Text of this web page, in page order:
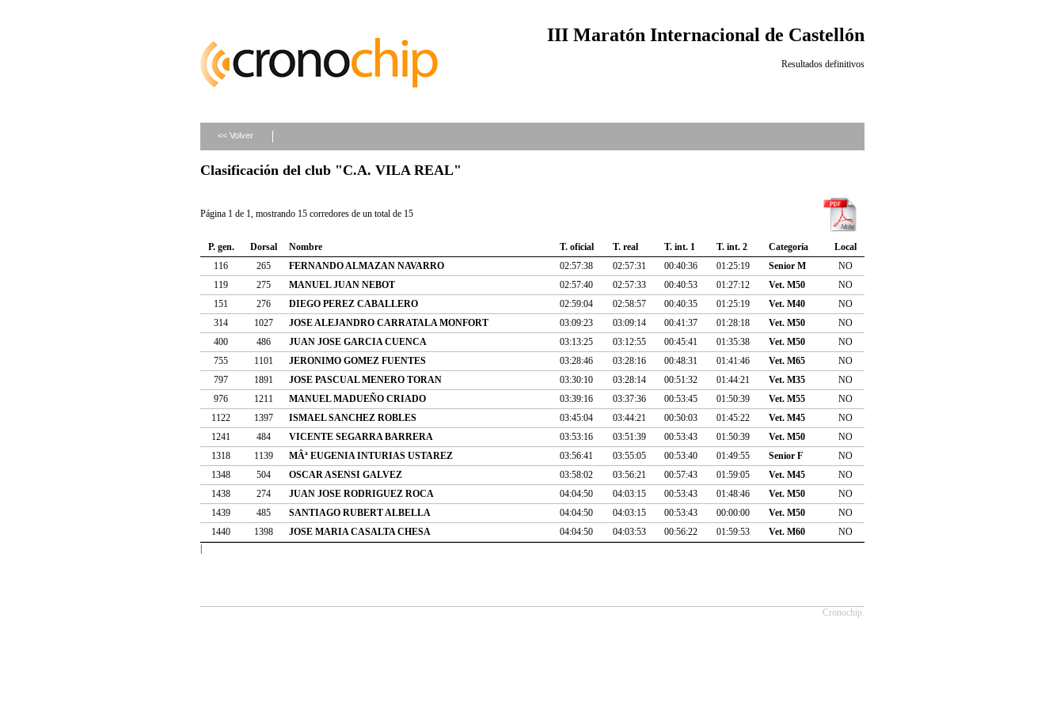
III Maratón Internacional de Castellón
Resultados definitivos
<< Volver
Clasificación del club "C.A. VILA REAL"
Página 1 de 1, mostrando 15 corredores de un total de 15
P. gen. Dorsal Nombre T. oficial T. real T. int. 1 T. int. 2 Categoría
Local
116
265 FERNANDO ALMAZAN NAVARRO 02:57:38 02:57:31 00:40:36 01:25:19 Senior M
NO
119
275 MANUEL JUAN NEBOT 02:57:40 02:57:33 00:40:53 01:27:12 Vet. M50
NO
151
276 DIEGO PEREZ CABALLERO 02:59:04 02:58:57 00:40:35 01:25:19 Vet. M40
NO
314
1027 JOSE ALEJANDRO CARRATALA MONFORT 03:09:23 03:09:14 00:41:37 01:28:18 Vet. M50
NO
400
486 JUAN JOSE GARCIA CUENCA 03:13:25 03:12:55 00:45:41 01:35:38 Vet. M50
NO
755
1101 JERONIMO GOMEZ FUENTES 03:28:46 03:28:16 00:48:31 01:41:46 Vet. M65
NO
797
1891 JOSE PASCUAL MENERO TORAN 03:30:10 03:28:14 00:51:32 01:44:21 Vet. M35
NO
976
1211 MANUEL MADUEÑO CRIADO 03:39:16 03:37:36 00:53:45 01:50:39 Vet. M55
NO
1122
1397 ISMAEL SANCHEZ ROBLES 03:45:04 03:44:21 00:50:03 01:45:22 Vet. M45
NO
1241
484 VICENTE SEGARRA BARRERA 03:53:16 03:51:39 00:53:43 01:50:39 Vet. M50
NO
1318
1139 MÂª EUGENIA INTURIAS USTAREZ 03:56:41 03:55:05 00:53:40 01:49:55 Senior F
NO
1348
504 OSCAR ASENSI GALVEZ 03:58:02 03:56:21 00:57:43 01:59:05 Vet. M45
NO
1438
274 JUAN JOSE RODRIGUEZ ROCA 04:04:50 04:03:15 00:53:43 01:48:46 Vet. M50
NO
1439
485 SANTIAGO RUBERT ALBELLA 04:04:50 04:03:15 00:53:43 00:00:00 Vet. M50
NO
1440
1398 JOSE MARIA CASALTA CHESA 04:04:50 04:03:53 00:56:22 01:59:53 Vet. M60
NO
|
Cronochip.